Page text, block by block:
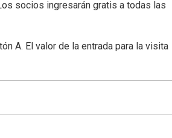
socios ingresarán gratis a todas las
A. El valor de la entrada para la visita